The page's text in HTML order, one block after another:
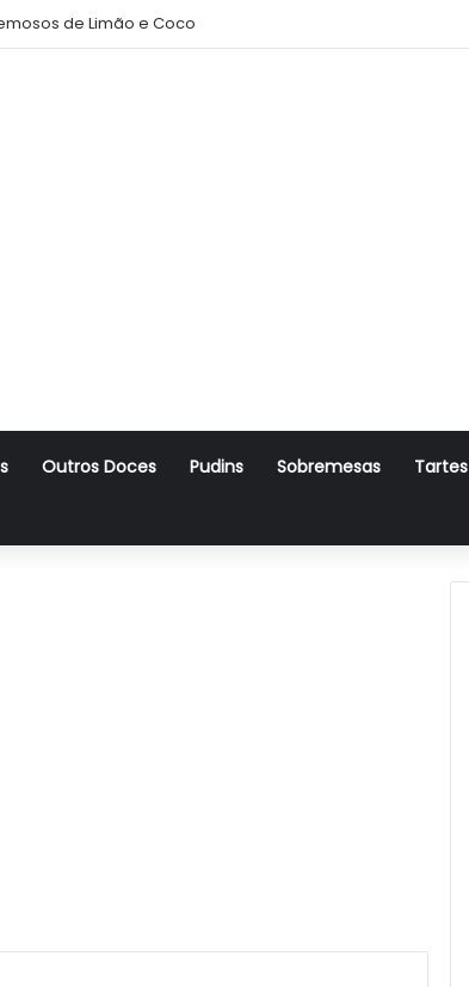
de Limão e Coco
Outros Doces Pudins Sobremesas Tartes